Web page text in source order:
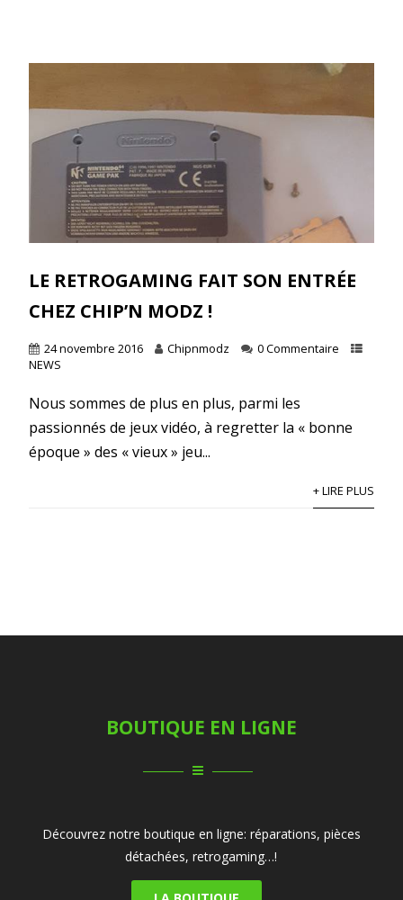
LE RETROGAMING FAIT SON ENTRÉE
CHEZ CHIP’N MODZ !
24 novembre 2016 Chipnmodz
0 Commentaire
NEWS
Nous sommes de plus en plus, parmi les
passionnés de jeux vidéo, à regretter la « bonne
époque » des « vieux » jeu...
+ LIRE PLUS
BOUTIQUE EN LIGNE
Découvrez notre boutique en ligne: réparations, pièces
détachées, retrogaming…!